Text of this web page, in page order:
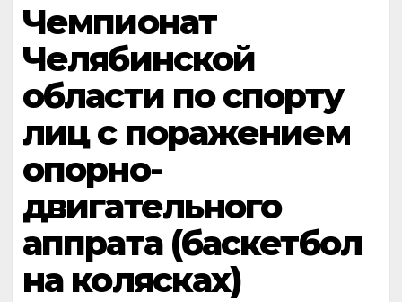
Чемпионат
Челябинской
области по спорту
лиц с поражением
опорно-
двигательного
аппрата (баскетбол
на колясках)